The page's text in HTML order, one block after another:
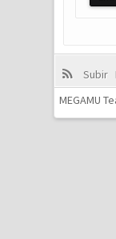
Subir
MEGAMU